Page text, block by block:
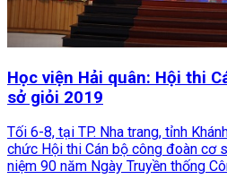
Học viện Hải quân: Hội thi
sở giỏi 2019
Tối 6-8, tại TP. Nha trang, tỉnh
chức Hội thi Cán bộ công đoàn cơ
niệm 90 năm Ngày Truyền thống